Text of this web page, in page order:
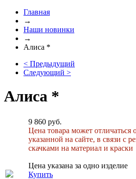
Главная
→
Наши новинки
→
Алиса *
< Предыдущий
Следующий >
Алиса *
9 860 руб.
Цена товара может отличаться
указанной на сайте, в связи с
скачками на материал и краски
Цена указана за одно изделие
Купить